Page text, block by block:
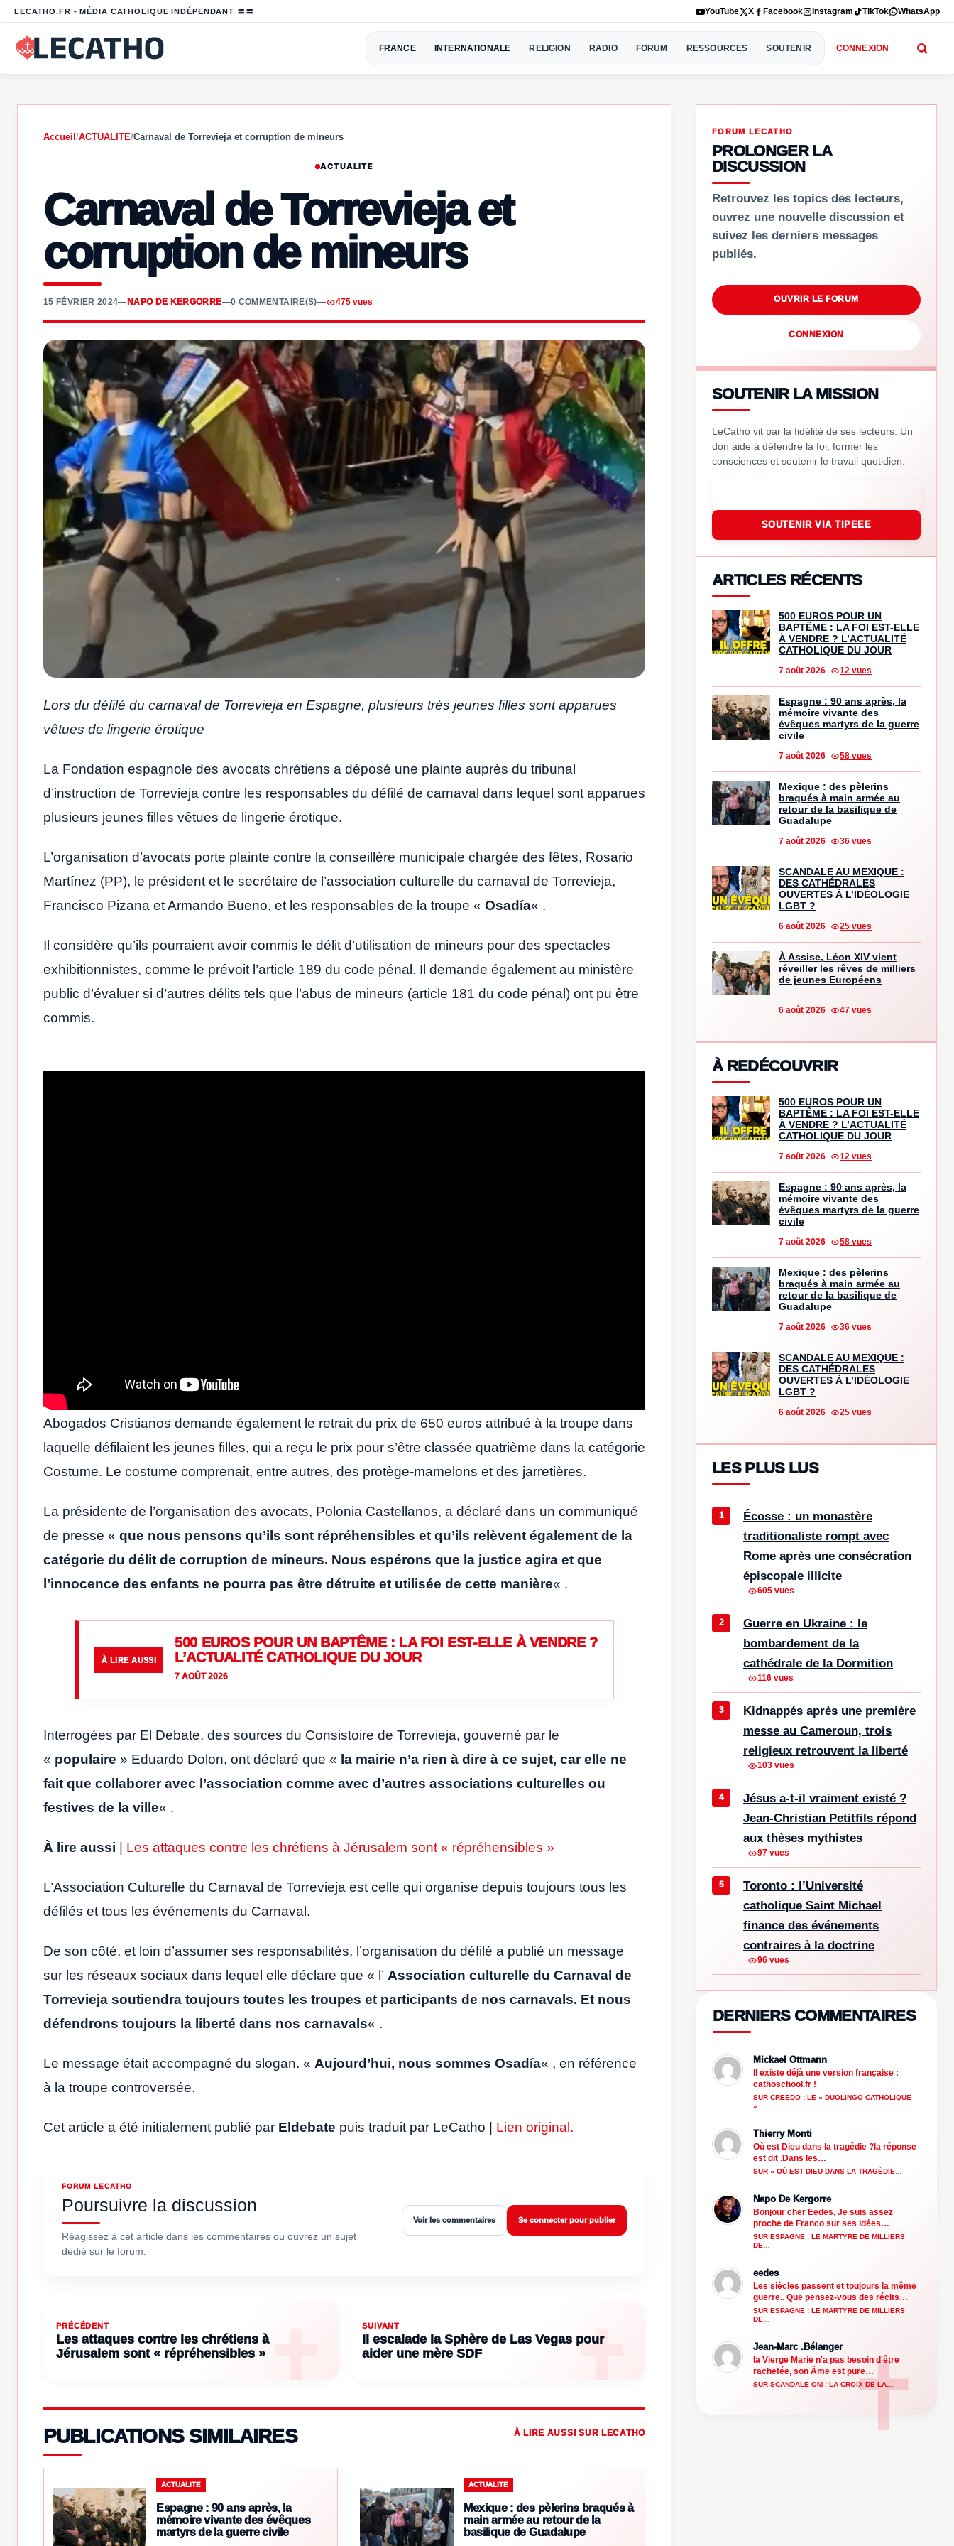
LECATHO.FR - MÉDIA CATHOLIQUE INDÉPENDANT 〓〓 YouTube X Facebook Instagram TikTok WhatsApp
FRANCE INTERNATIONALE RELIGION RADIO FORUM RESSOURCES SOUTENIR CONNEXION
Accueil /ACTUALITE/Carnaval de Torrevieja et corruption de mineurs
ACTUALITE
Carnaval de Torrevieja et
corruption de mineurs
15 FÉVRIER 2024— NAPO DE KERGORRE—0 COMMENTAIRE(S)— 475 vues
Lors du défilé du carnaval de Torrevieja en Espagne, plusieurs très jeunes filles sont apparues
vêtues de lingerie érotique
La Fondation espagnole des avocats chrétiens a déposé une plainte auprès du tribunal
d’instruction de Torrevieja contre les responsables du défilé de carnaval dans lequel sont apparues
plusieurs jeunes filles vêtues de lingerie érotique.
L’organisation d’avocats porte plainte contre la conseillère municipale chargée des fêtes, Rosario
Martínez (PP), le président et le secrétaire de l’association culturelle du carnaval de Torrevieja,
Francisco Pizana et Armando Bueno, et les responsables de la troupe « Osadía« .
Il considère qu’ils pourraient avoir commis le délit d’utilisation de mineurs pour des spectacles
exhibitionnistes, comme le prévoit l’article 189 du code pénal. Il demande également au ministère
public d’évaluer si d’autres délits tels que l’abus de mineurs (article 181 du code pénal) ont pu être
commis.
Abogados Cristianos demande également le retrait du prix de 650 euros attribué à la troupe dans
laquelle défilaient les jeunes filles, qui a reçu le prix pour s’être classée quatrième dans la catégorie
Costume. Le costume comprenait, entre autres, des protège-mamelons et des jarretières.
La présidente de l’organisation des avocats, Polonia Castellanos, a déclaré dans un communiqué
de presse « que nous pensons qu’ils sont répréhensibles et qu’ils relèvent également de la
catégorie du délit de corruption de mineurs. Nous espérons que la justice agira et que
l’innocence des enfants ne pourra pas être détruite et utilisée de cette manière« .
À LIRE AUSSI
500 EUROS POUR UN BAPTÊME : LA FOI EST-ELLE À VENDRE ?
L’ACTUALITÉ CATHOLIQUE DU JOUR
7 AOÛT 2026
Interrogées par El Debate, des sources du Consistoire de Torrevieja, gouverné par le
« populaire » Eduardo Dolon, ont déclaré que « la mairie n’a rien à dire à ce sujet, car elle ne
fait que collaborer avec l’association comme avec d’autres associations culturelles ou
festives de la ville« .
À lire aussi Les attaques contre les chrétiens à Jérusalem sont « répréhensibles »
L’Association Culturelle du Carnaval de Torrevieja est celle qui organise depuis toujours tous les
défilés et tous les événements du Carnaval.
De son côté, et loin d’assumer ses responsabilités, l’organisation du défilé a publié un message
sur les réseaux sociaux dans lequel elle déclare que « l’ Association culturelle du Carnaval de
Torrevieja soutiendra toujours toutes les troupes et participants de nos carnavals. Et nous
défendrons toujours la liberté dans nos carnavals« .
Le message était accompagné du slogan. « Aujourd’hui, nous sommes Osadía« , en référence
à la troupe controversée.
Cet article a été initialement publié par Eldebate puis traduit par LeCatho | Lien original.
FORUM LECATHO
Poursuivre la discussion
Réagissez à cet article dans les commentaires ou ouvrez un sujet
dédié sur le forum.
Voir les commentaires Se connecter pour publier
PRÉCÉDENT
Les attaques contre les chrétiens à
Jérusalem sont « répréhensibles »
SUIVANT
Il escalade la Sphère de Las Vegas pour
aider une mère SDF
PUBLICATIONS SIMILAIRES À LIRE AUSSI SUR LECATHO
ACTUALITE
Espagne : 90 ans après, la
mémoire vivante des évêques
martyrs de la guerre civile
ACTUALITE
Mexique : des pèlerins braqués à
main armée au retour de la
basilique de Guadalupe
FORUM LECATHO
PROLONGER LA
DISCUSSION
Retrouvez les topics des lecteurs,
ouvrez une nouvelle discussion et
suivez les derniers messages
publiés.
OUVRIR LE FORUM
CONNEXION
SOUTENIR LA MISSION
LeCatho vit par la fidélité de ses lecteurs. Un
don aide à défendre la foi, former les
consciences et soutenir le travail quotidien.
SOUTENIR VIA TIPEEE
ARTICLES RÉCENTS
500 EUROS POUR UN
BAPTÊME : LA FOI EST-ELLE
À VENDRE ? L’ACTUALITÉ
CATHOLIQUE DU JOUR
7 août 2026 12 vues
Espagne : 90 ans après, la
mémoire vivante des
évêques martyrs de la guerre
civile
7 août 2026 58 vues
Mexique : des pèlerins
braqués à main armée au
retour de la basilique de
Guadalupe
7 août 2026 36 vues
SCANDALE AU MEXIQUE :
DES CATHÉDRALES
OUVERTES À L’IDÉOLOGIE
LGBT ?
6 août 2026 25 vues
À Assise, Léon XIV vient
réveiller les rêves de milliers
de jeunes Européens
6 août 2026 47 vues
À REDÉCOUVRIR
500 EUROS POUR UN
BAPTÊME : LA FOI EST-ELLE
À VENDRE ? L’ACTUALITÉ
CATHOLIQUE DU JOUR
7 août 2026 12 vues
Espagne : 90 ans après, la
mémoire vivante des
évêques martyrs de la guerre
civile
7 août 2026 58 vues
Mexique : des pèlerins
braqués à main armée au
retour de la basilique de
Guadalupe
7 août 2026 36 vues
SCANDALE AU MEXIQUE :
DES CATHÉDRALES
OUVERTES À L’IDÉOLOGIE
LGBT ?
6 août 2026 25 vues
LES PLUS LUS
Écosse : un monastère
traditionaliste rompt avec
Rome après une consécration
épiscopale illicite
605 vues
Guerre en Ukraine : le
bombardement de la
cathédrale de la Dormition
116 vues
Kidnappés après une première
messe au Cameroun, trois
religieux retrouvent la liberté
103 vues
Jésus a-t-il vraiment existé ?
Jean-Christian Petitfils répond
aux thèses mythistes
97 vues
Toronto : l’Université
catholique Saint Michael
finance des événements
contraires à la doctrine
96 vues
DERNIERS COMMENTAIRES
Mickael Ottmann
Il existe déjà une version française :
cathoschool.fr !
SUR CREEDO : LE « DUOLINGO CATHOLIQUE
»…
Thierry Monti
Où est Dieu dans la tragédie ?la réponse
est dit .Dans les…
SUR « OÙ EST DIEU DANS LA TRAGÉDIE…
Napo De Kergorre
Bonjour cher Eedes, Je suis assez
proche de Franco sur ses idées…
SUR ESPAGNE : LE MARTYRE DE MILLIERS
DE…
eedes
Les siècles passent et toujours la même
guerre.. Que pensez-vous des récits…
SUR ESPAGNE : LE MARTYRE DE MILLIERS
DE…
Jean-Marc .Bélanger
la Vierge Marie n'a pas besoin d'être
rachetée, son Âme est pure…
SUR SCANDALE OM : LA CROIX DE LA…